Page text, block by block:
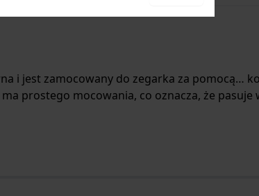
i jest zamocowany do zegarka za pomocą…
prostego mocowania, co oznacza, że pasuje